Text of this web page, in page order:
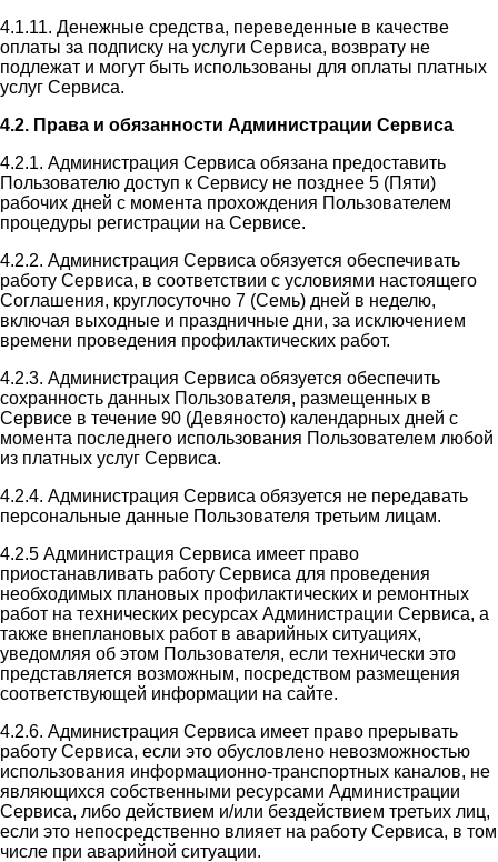
4.1.11. Денежные средства, переведенные в качестве
оплаты за подписку на услуги Сервиса, возврату не
подлежат и могут быть использованы для оплаты платных
услуг Сервиса.
4.2. Права и обязанности Администрации Сервиса
4.2.1. Администрация Сервиса обязана предоставить
Пользователю доступ к Сервису не позднее 5 (Пяти)
рабочих дней с момента прохождения Пользователем
процедуры регистрации на Сервисе.
4.2.2. Администрация Сервиса обязуется обеспечивать
работу Сервиса, в соответствии с условиями настоящего
Соглашения, круглосуточно 7 (Семь) дней в неделю,
включая выходные и праздничные дни, за исключением
времени проведения профилактических работ.
4.2.3. Администрация Сервиса обязуется обеспечить
сохранность данных Пользователя, размещенных в
Сервисе в течение 90 (Девяносто) календарных дней с
момента последнего использования Пользователем любой
из платных услуг Сервиса.
4.2.4. Администрация Сервиса обязуется не передавать
персональные данные Пользователя третьим лицам.
4.2.5 Администрация Сервиса имеет право
приостанавливать работу Сервиса для проведения
необходимых плановых профилактических и ремонтных
работ на технических ресурсах Администрации Сервиса, а
также внеплановых работ в аварийных ситуациях,
уведомляя об этом Пользователя, если технически это
представляется возможным, посредством размещения
соответствующей информации на сайте.
4.2.6. Администрация Сервиса имеет право прерывать
работу Сервиса, если это обусловлено невозможностью
использования информационно-транспортных каналов, не
являющихся собственными ресурсами Администрации
Сервиса, либо действием и/или бездействием третьих лиц,
если это непосредственно влияет на работу Сервиса, в том
числе при аварийной ситуации.